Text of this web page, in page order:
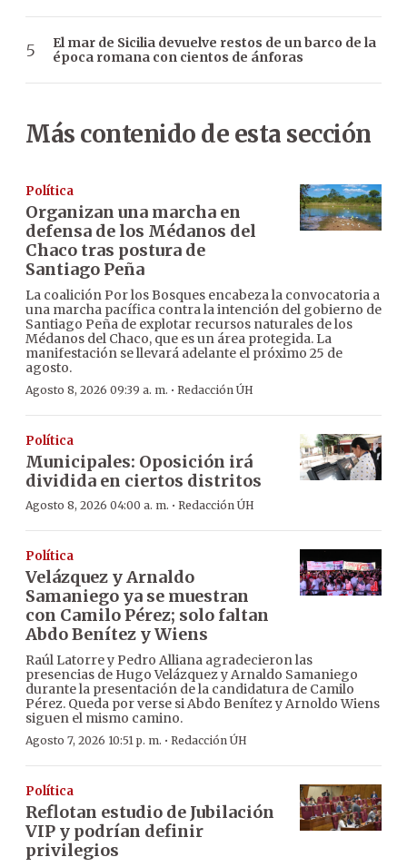
El mar de Sicilia devuelve restos de un barco de la
época romana con cientos de ánforas
Más contenido de esta sección
Política
Organizan una marcha en
defensa de los Médanos del
Chaco tras postura de
Santiago Peña
La coalición Por los Bosques encabeza la convocatoria a
una marcha pacífica contra la intención del gobierno de
Santiago Peña de explotar recursos naturales de los
Médanos del Chaco, que es un área protegida. La
manifestación se llevará adelante el próximo 25 de
agosto.
Agosto 8, 2026 09:39 a. m. · Redacción ÚH
Política
Municipales: Oposición irá
dividida en ciertos distritos
Agosto 8, 2026 04:00 a. m. · Redacción ÚH
Política
Velázquez y Arnaldo
Samaniego ya se muestran
con Camilo Pérez; solo faltan
Abdo Benítez y Wiens
Raúl Latorre y Pedro Alliana agradecieron las
presencias de Hugo Velázquez y Arnaldo Samaniego
durante la presentación de la candidatura de Camilo
Pérez. Queda por verse si Abdo Benítez y Arnoldo Wiens
siguen el mismo camino.
Agosto 7, 2026 10:51 p. m. · Redacción ÚH
Política
Reflotan estudio de Jubilación
VIP y podrían definir
privilegios